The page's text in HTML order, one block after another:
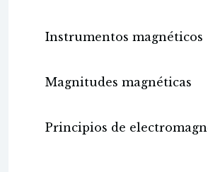
Instrumentos magnéticos
Magnitudes magnéticas
Principios de